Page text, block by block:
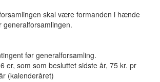
skal være formanden i hænde
generalforsamlingen.
før generalforsamling.
er, som som besluttet sidste år, 75 kr. pr
(kalenderåret)